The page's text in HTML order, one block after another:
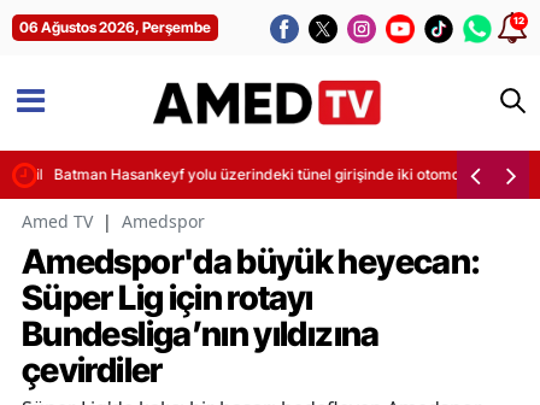
06 Ağustos 2026, Perşembe 12
başladı
Batman Hasankeyf yolu üzerindeki tünel girişinde iki otomobil çarpıştı
Amed TV | Amedspor
Amedspor'da büyük heyecan:
Süper Lig için rotayı
Bundesliga’nın yıldızına
çevirdiler